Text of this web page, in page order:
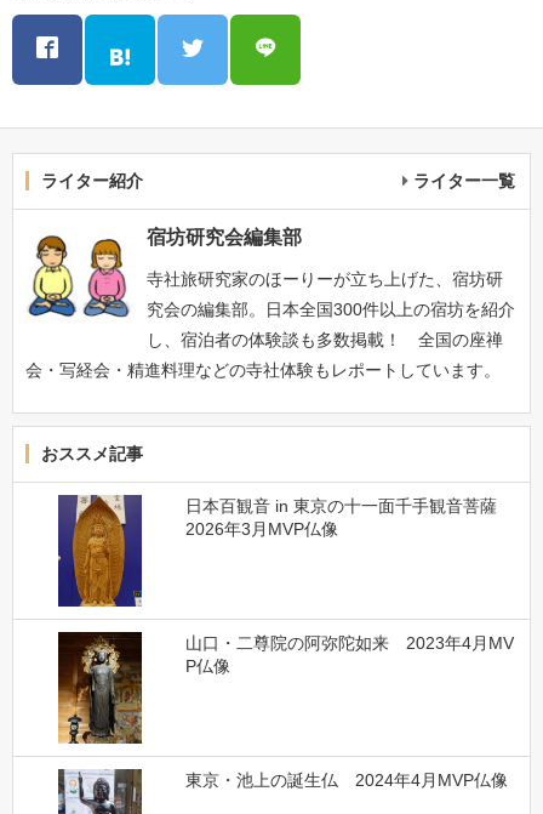
ライター紹介 ライター一覧
宿坊研究会編集部
寺社旅研究家のほーりーが立ち上げた、宿坊研
究会の編集部。日本全国300件以上の宿坊を紹介
し、宿泊者の体験談も多数掲載！ 全国の座禅
会・写経会・精進料理などの寺社体験もレポートしています。
おススメ記事
日本百観音 in 東京の十一面千手観音菩薩
2026年3月MVP仏像
山口・二尊院の阿弥陀如来 2023年4月MV
P仏像
東京・池上の誕生仏 2024年4月MVP仏像